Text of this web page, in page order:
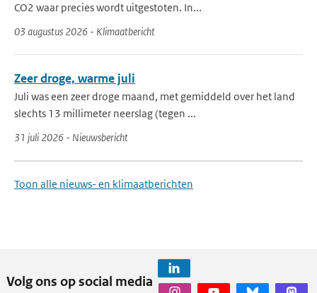
CO2 waar precies wordt uitgestoten. In...
03 augustus 2026 - Klimaatbericht
Zeer droge, warme juli
Juli was een zeer droge maand, met gemiddeld over het land
slechts 13 millimeter neerslag (tegen ...
31 juli 2026 - Nieuwsbericht
Toon alle nieuws- en klimaatberichten
Volg ons op social media